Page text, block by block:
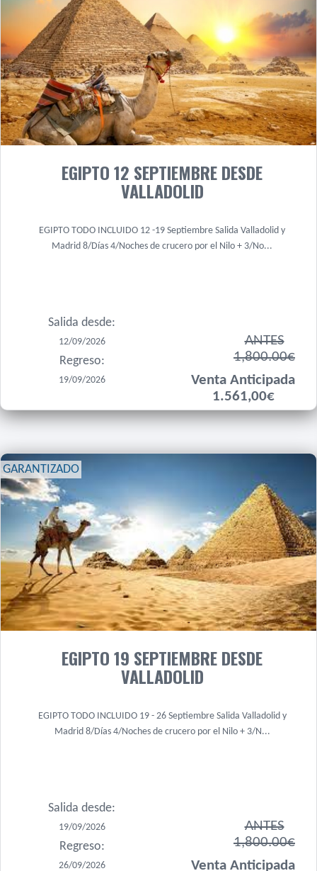
EGIPTO 12 SEPTIEMBRE DESDE
VALLADOLID
EGIPTO TODO INCLUIDO 12 -19 Septiembre Salida Valladolid y
Madrid 8/Días 4/Noches de crucero por el Nilo + 3/No...
Salida desde:
12/09/2026
Regreso:
19/09/2026
ANTES
1,800.00€
Venta Anticipada
1.561,00€
GARANTIZADO
EGIPTO 19 SEPTIEMBRE DESDE
VALLADOLID
EGIPTO TODO INCLUIDO 19 - 26 Septiembre Salida Valladolid y
Madrid 8/Días 4/Noches de crucero por el Nilo + 3/N...
Salida desde:
19/09/2026
Regreso:
26/09/2026
ANTES
1,800.00€
Venta Anticipada